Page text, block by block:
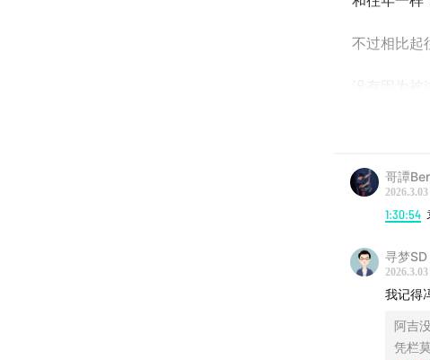
不过相比起
没有因为
足。这就
哥譚
2026.3.03
1:30:54
寻梦SD
2026.3.03
我记得
阿吉
凭栏